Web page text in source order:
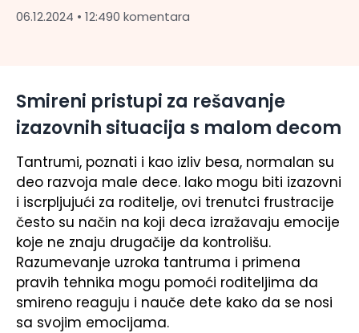
06.12.2024 • 12:490 komentara
Smireni pristupi za rešavanje
izazovnih situacija s malom decom
Tantrumi, poznati i kao izliv besa, normalan su
deo razvoja male dece. Iako mogu biti izazovni
i iscrpljujući za roditelje, ovi trenutci frustracije
često su način na koji deca izražavaju emocije
koje ne znaju drugačije da kontrolišu.
Razumevanje uzroka tantruma i primena
pravih tehnika mogu pomoći roditeljima da
smireno reaguju i nauče dete kako da se nosi
sa svojim emocijama.